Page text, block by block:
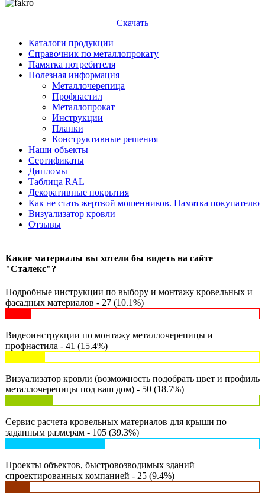
Скачать
Каталоги продукции
Справочник по металлопрокату
Памятка потребителя
Полезная информация
Металлочерепица
Профнастил
Металлопрокат
Инструкции
Планки
Конструктивные решения
Наши объекты
Сертификаты
Дипломы
Таблица RAL
Декоративные покрытия
Как не стать жертвой мошенников. Памятка покупателю
Визуализатор кровли
Отзывы
Какие материалы вы хотели бы видеть на сайте
"Сталекс"?
Подробные инструкции по выбору и монтажу кровельных и
фасадных материалов - 27 (10.1%)
Видеоинструкции по монтажу металлочерепицы и
профнастила - 41 (15.4%)
Визуализатор кровли (возможность подобрать цвет и профиль
металлочерепицы под ваш дом) - 50 (18.7%)
Сервис расчета кровельных материалов для крыши по
заданным размерам - 105 (39.3%)
Проекты объектов, быстровозводимых зданий
спроектированных компанией - 25 (9.4%)